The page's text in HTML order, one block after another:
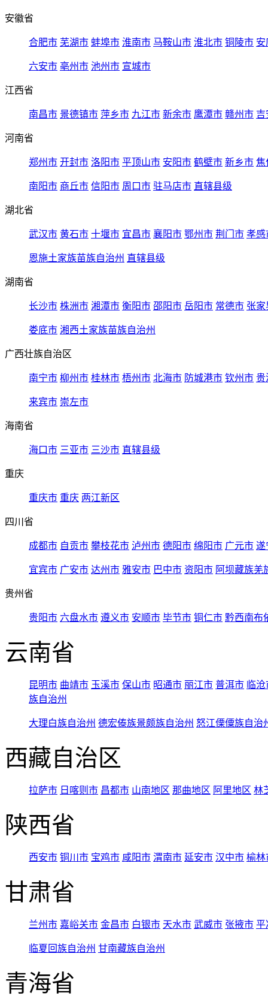
安徽省
合肥市 芜湖市 蚌埠市 淮南市 马鞍山市 淮北市 铜陵市 安
六安市 亳州市 池州市 宣城市
江西省
南昌市 景德镇市 萍乡市 九江市 新余市 鹰潭市 赣州市 吉
河南省
郑州市 开封市 洛阳市 平顶山市 安阳市 鹤壁市 新乡市 焦
南阳市 商丘市 信阳市 周口市 驻马店市 直辖县级
湖北省
武汉市 黄石市 十堰市 宜昌市 襄阳市 鄂州市 荆门市 孝感
恩施土家族苗族自治州 直辖县级
湖南省
长沙市 株洲市 湘潭市 衡阳市 邵阳市 岳阳市 常德市 张家
娄底市 湘西土家族苗族自治州
广西壮族自治区
南宁市 柳州市 桂林市 梧州市 北海市 防城港市 钦州市 贵
来宾市 崇左市
海南省
海口市 三亚市 三沙市 直辖县级
重庆
重庆市 重庆 两江新区
四川省
成都市 自贡市 攀枝花市 泸州市 德阳市 绵阳市 广元市 遂
宜宾市 广安市 达州市 雅安市 巴中市 资阳市 阿坝藏族羌
贵州省
贵阳市 六盘水市 遵义市 安顺市 毕节市 铜仁市 黔西南布
云南省
昆明市 曲靖市 玉溪市 保山市 昭通市 丽江市 普洱市 临
族自治州
大理白族自治州 德宏傣族景颇族自治州 怒江傈僳族自治
西藏自治区
拉萨市 日喀则市 昌都市 山南地区 那曲地区 阿里地区 林
陕西省
西安市 铜川市 宝鸡市 咸阳市 渭南市 延安市 汉中市 榆林
甘肃省
兰州市 嘉峪关市 金昌市 白银市 天水市 武威市 张掖市 平
临夏回族自治州 甘南藏族自治州
青海省